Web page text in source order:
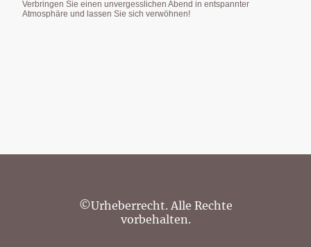
Verbringen Sie einen unvergesslichen Abend in entspannter
Atmosphäre und lassen Sie sich verwöhnen!
©Urheberrecht. Alle Rechte
vorbehalten.